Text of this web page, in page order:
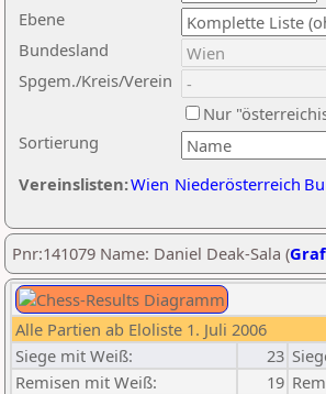
Ebene
Sortierung
Bundesland
Spgem./Kreis/Verein
Nur
Vereinslisten:Wien Niederösterreich
Pnr:141079 Name: Daniel Deak-Sala (
Alle Partien ab Eloliste 1. Juli 2006
Siege mit Weiß:
23
Remisen mit Weiß:
19